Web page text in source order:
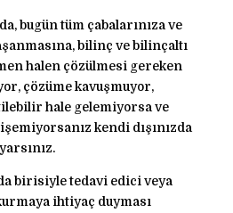
bugün tüm çabalarınıza ve
bilinç ve bilinçaltı
halen çözülmesi gereken
çözüme kavuşmuyor,
hale gelemiyorsa ve
kendi dışınızda
birisiyle tedavi edici veya
ihtiyaç duyması